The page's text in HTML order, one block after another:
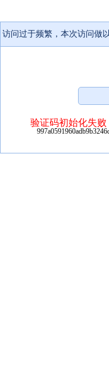
访问过于频繁，本次访问做
验证码初始化失败